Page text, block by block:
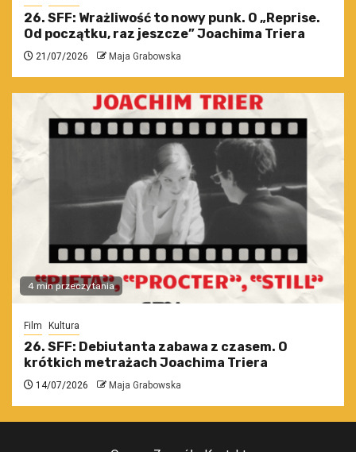
26. SFF: Wrażliwość to nowy punk. O „Reprise.
Od początku, raz jeszcze” Joachima Triera
21/07/2026 Maja Grabowska
4 min przeczytania
Film Kultura
26. SFF: Debiutanta zabawa z czasem. O
krótkich metrażach Joachima Triera
14/07/2026 Maja Grabowska